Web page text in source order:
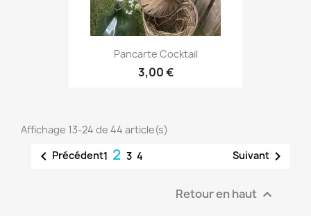
Pancarte Cocktail
3,00 €
Affichage 13-24 de 44 article(s)
 Précédent1 2 3 4 Suivant 
Retour en haut 